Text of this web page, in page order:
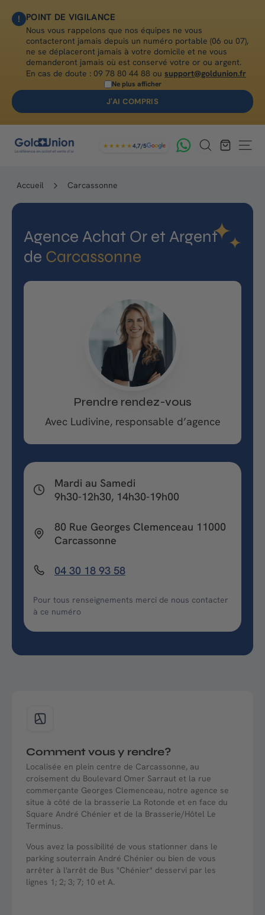
contenu
! POINT DE VIGILANCE
Nous vous rappelons que nos équipes ne vous
contacteront jamais depuis un numéro portable (06 ou 07),
ne se déplaceront jamais à votre domicile et ne vous
demanderont jamais où est conservé votre or ou argent.
En cas de doute : 09 78 80 44 88 ou support@goldunion.fr
Ne plus afficher
J'AI COMPRIS
G
d
★★★★★4,7/5
Rechercher
Accueil Carcassonne
Agence Achat Or et Argent
de Carcassonne
Prendre rendez-vous
Avec Ludivine, responsable d’agence
Mardi au Samedi
9h30-12h30, 14h30-19h00
80 Rue Georges Clemenceau 11000
Carcassonne
04 30 18 93 58
Pour tous renseignements merci de nous contacter
à ce numéro
Comment vous y rendre?
Localisée en plein centre de Carcassonne, au
croisement du Boulevard Omer Sarraut et la rue
commerçante Georges Clemenceau, notre agence se
situe à côté de la brasserie La Rotonde et en face du
Square André Chénier et de la Brasserie/Hôtel Le
Terminus.
Vous avez la possibilité de vous stationner dans le
parking souterrain André Chénier ou bien de vous
arrêter à l'arrêt de Bus "Chénier" desservi par les
lignes 1; 2; 3; 7; 10 et A.